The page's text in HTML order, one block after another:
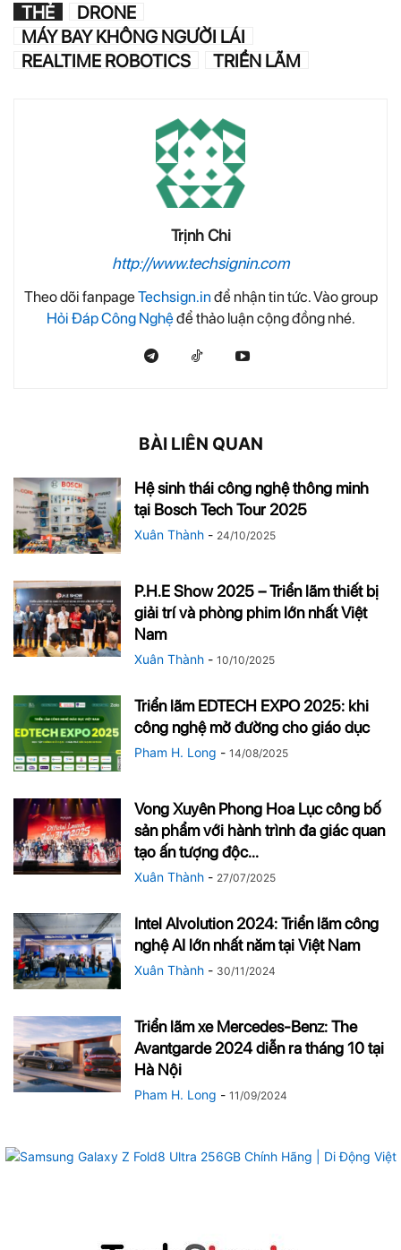
THẺ
DRONE
MÁY BAY KHÔNG NGƯỜI LÁI
REALTIME ROBOTICS
TRIỂN LÃM
Trịnh Chi
http://www.techsignin.com
Theo dõi fanpageTechsign.in để nhận tin tức. Vào group
Hỏi Đáp Công Nghệđể thảo luận cộng đồng nhé.
BÀI LIÊN QUAN
Hệ sinh thái công nghệ thông minh
tại Bosch Tech Tour 2025
Xuân Thành - 24/10/2025
P.H.E Show 2025 – Triển lãm thiết bị
giải trí và phòng phim lớn nhất Việt
Nam
Xuân Thành - 10/10/2025
Triển lãm EDTECH EXPO 2025: khi
công nghệ mở đường cho giáo dục
Pham H. Long - 14/08/2025
Vong Xuyên Phong Hoa Lục công bố
sản phẩm với hành trình đa giác quan
tạo ấn tượng độc...
Xuân Thành - 27/07/2025
Intel AIvolution 2024: Triển lãm công
nghệ AI lớn nhất năm tại Việt Nam
Xuân Thành - 30/11/2024
Triển lãm xe Mercedes-Benz: The
Avantgarde 2024 diễn ra tháng 10 tại
Hà Nội
Pham H. Long - 11/09/2024